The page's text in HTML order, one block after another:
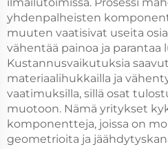
yhdenpalheisten
muuten vaatisivat useita
vähentää painoa ja
Kustannusvaikutuksia
materiaalihukkailla ja
vaatimuksilla, sillä osat
muotoon. Nämä yritykset
komponentteja, joissa on
geometrioita ja